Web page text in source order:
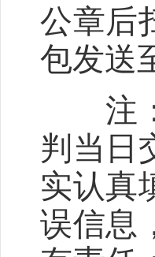
公章后
包发送
注：
判当日
实认真
误信息